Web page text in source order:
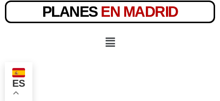
PLANES EN MADRID
ES